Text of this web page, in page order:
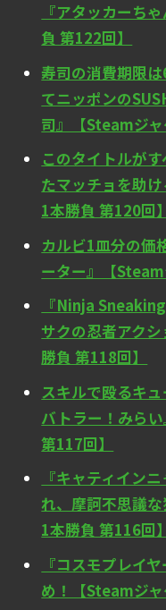
『アタッカーち
負 第122回】
寿司の消費期限
てニッポンの
司』【Steamジャ
このタイトルが
たマッチョを助
1本勝負 第120回】
カルビ1皿分の価
ーター』【Steam
『Ninja
サクの忍者アク
勝負 第118回】
スキルで殴るキ
バトラー！みら
第117回】
『キャティイン
れ、摩訶不思議
1本勝負 第116回】
『コスモプレイ
め！【Steamジャ